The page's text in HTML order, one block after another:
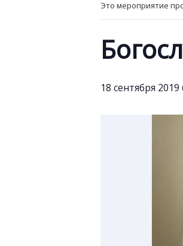
Это мероприятие
18 сентября 2019